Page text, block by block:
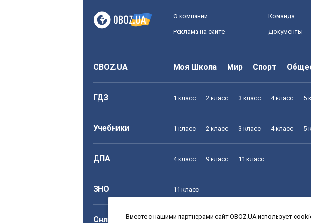
О компании Команда
Реклама на сайте Документы
OBOZ.UA Моя Школа Мир Спорт
ГДЗ 1 класс 2 класс 3 класс 4 класс 5
Учебники 1 класс 2 класс 3 класс 4 класс 5
ДПА 4 класс 9 класс 11 класс
ЗНО 11 класс
Онлайн уроки 1 класс 2 класс 3 класс 4 класс 5
Вместе с нашими партнерами сайт OBOZ.UA использует